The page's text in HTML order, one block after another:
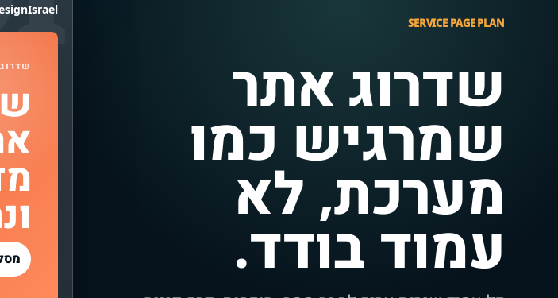
SERVICE PAGE PLAN
שדרוג אתר
שמרגיש כמו
מערכת, לא
עמוד בודד.